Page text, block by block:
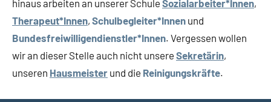
hinaus arbeiten an unserer Schule Sozialarbeiter*Innen,
Therapeut*Innen, Schulbegleiter*Innen und
Bundesfreiwilligendienstler*Innen. Vergessen wollen
wir an dieser Stelle auch nicht unsere Sekretärin,
unseren Hausmeister und die Reinigungskräfte.